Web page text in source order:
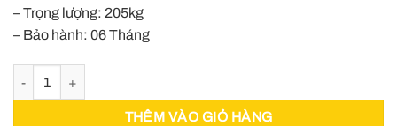
– Trọng lượng: 205kg
– Bảo hành: 06 Tháng
THÊM VÀO GIỎ HÀNG